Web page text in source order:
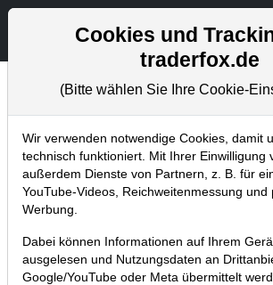
Chartanalysen
Home Blog Chartanalysen
Chartanalyse
wird stärker – Aktie vor
Turnaround?
03.04.2020 um 08:47 Uhr | P. Uhlschmied
Cookies und
traderfox.de
(Bitte wählen Sie Ihre Cookie-
Wir verwenden notwendige Cookies, damit
technisch funktioniert. Mit Ihrer Einwilligung
außerdem Dienste von Partnern, z. B. für
YouTube-Videos, Reichweitenmessung und
Werbung.
Dabei können Informationen auf Ihrem
ausgelesen und Nutzungsdaten an
Google/YouTube oder Meta übermittelt